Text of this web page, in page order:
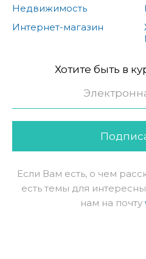
Недвижимость
Интернет-магазин
Хотите быть в
Если Вам есть, о чем
есть темы для
нам на почту